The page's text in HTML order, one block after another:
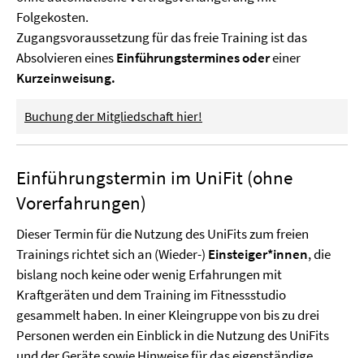
Folgekosten.
Zugangsvoraussetzung für das freie Training ist das
Absolvieren einesEinführungstermines odereiner
Kurzeinweisung.
Buchung der Mitgliedschaft hier!
Einführungstermin im UniFit (ohne
Vorerfahrungen)
Dieser Termin für die Nutzung des UniFits zum freien
Trainings richtet sich an (Wieder-) Einsteiger*innen, die
bislang noch keine oder wenig Erfahrungen mit
Kraftgeräten und dem Training im Fitnessstudio
gesammelt haben. In einer Kleingruppe von bis zu drei
Personen werden ein Einblick in die Nutzung des UniFits